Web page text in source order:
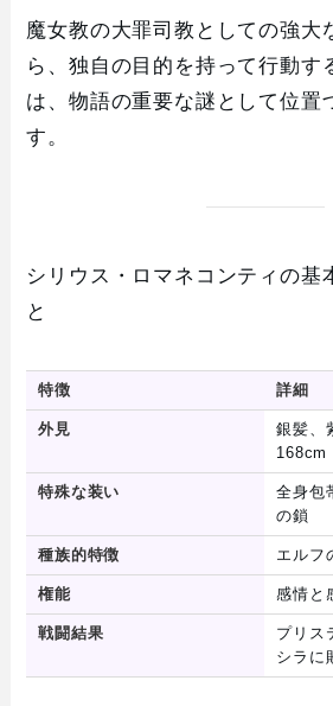
魔女教の大罪司教としての強大
ら、独自の目的を持って行動す
は、物語の重要な謎として位置
す。
シリウス・ロマネコンティの基
と
特徴 詳細
外見
銀髪、
168cm
特殊な装い
全身包
の鎖
種族的特徴 エルフ
権能 感情と
戦闘結果
プリス
シラに